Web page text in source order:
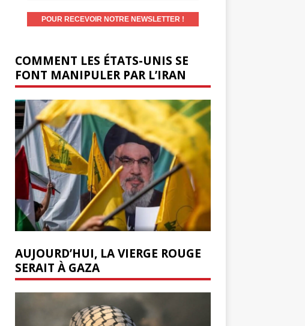
COMMENT LES ÉTATS-UNIS SE
FONT MANIPULER PAR L’IRAN
AUJOURD’HUI, LA VIERGE ROUGE
SERAIT À GAZA